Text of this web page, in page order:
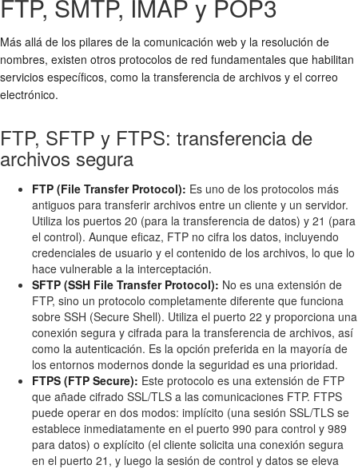
FTP, SMTP, IMAP y POP3
Más allá de los pilares de la comunicación web y la resolución de
nombres, existen otros protocolos de red fundamentales que habilitan
servicios específicos, como la transferencia de archivos y el correo
electrónico.
FTP, SFTP y FTPS: transferencia de
archivos segura
FTP (File Transfer Protocol): Es uno de los protocolos más
antiguos para transferir archivos entre un cliente y un servidor.
Utiliza los puertos 20 (para la transferencia de datos) y 21 (para
el control). Aunque eficaz, FTP no cifra los datos, incluyendo
credenciales de usuario y el contenido de los archivos, lo que lo
hace vulnerable a la interceptación.
SFTP (SSH File Transfer Protocol): No es una extensión de
FTP, sino un protocolo completamente diferente que funciona
sobre SSH (Secure Shell). Utiliza el puerto 22 y proporciona una
conexión segura y cifrada para la transferencia de archivos, así
como la autenticación. Es la opción preferida en la mayoría de
los entornos modernos donde la seguridad es una prioridad.
FTPS (FTP Secure): Este protocolo es una extensión de FTP
que añade cifrado SSL/TLS a las comunicaciones FTP. FTPS
puede operar en dos modos: implícito (una sesión SSL/TLS se
establece inmediatamente en el puerto 990 para control y 989
para datos) o explícito (el cliente solicita una conexión segura
en el puerto 21, y luego la sesión de control y datos se eleva